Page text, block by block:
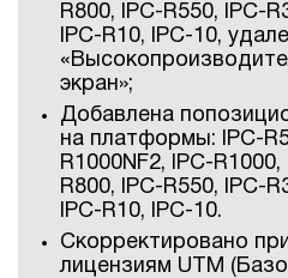
R800, IPC-R550, IPC-
IPC-R10, IPC-10,
экран»;
Добавлена
на платформы: IPC-
R1000NF2, IPC-R1000,
R800, IPC-R550, IPC-
IPC-R10, IPC-10.
Скорректировано
лицензиям UTM